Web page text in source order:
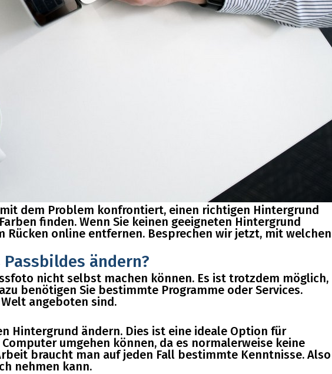
dem Problem konfrontiert, einen richtigen Hintergrund
finden. Wenn Sie keinen geeigneten Hintergrund
online entfernen. Besprechen wir jetzt, mit welchen
ändern?
nicht selbst machen können. Es ist trotzdem möglich,
benötigen Sie bestimmte Programme oder Services.
angeboten sind.
Hintergrund ändern. Dies ist eine ideale Option für
umgehen können, da es normalerweise keine
braucht man auf jeden Fall bestimmte Kenntnisse. Also
nehmen kann.